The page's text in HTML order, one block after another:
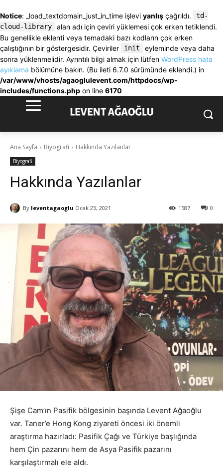
Notice: _load_textdomain_just_in_time işlevi yanlış çağrıldı.
td-
cloud-library
alan adı için çeviri yüklemesi çok erken tetiklendi.
Bu genellikle eklenti veya temadaki bazı kodların çok erken
çalıştığının bir göstergesidir. Çeviriler
init
eyleminde veya daha
sonra yüklenmelidir. Ayrıntılı bilgi almak için lütfen WordPress hata
ayıklama bölümüne bakın. (Bu ileti 6.7.0 sürümünde eklendi.) in
/var/www/vhosts/agaoglulevent.com/httpdocs/wp-
includes/functions.php on line 6170
Ana Sayfa Biyografi Hakkında Yazılanlar
Biyografi
Hakkında Yazılanlar
By leventagaoglu Ocak 23, 2021 0
1587
Şişe Cam’ın Pasifik bölgesinin başında Levent Ağaoğlu
var. Taner’e Hong Kong ziyareti öncesi iki önemli
araştırma hazırladı: Pasifik Çağı ve Türkiye başlığında
hem Çin pazarını hem de Asya Pasifik pazarını
karşılaştırmalı ele aldı.